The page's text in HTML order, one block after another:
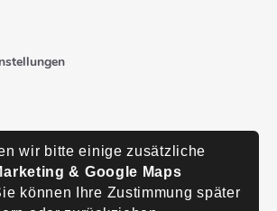
wir bitte einige zusätzliche
& Google Maps
können Ihre Zustimmung später